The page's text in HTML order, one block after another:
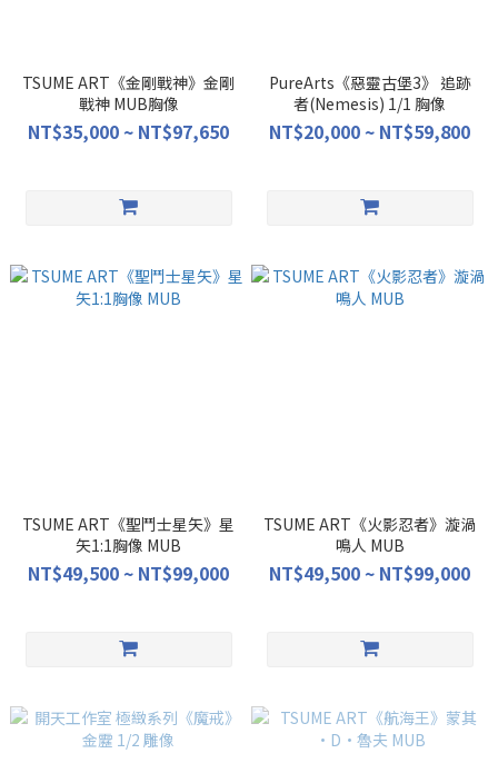
TSUME ART《金剛戰神》金剛
戰神 MUB胸像
NT$35,000 ~ NT$97,650
PureArts《惡靈古堡3》 追跡
者(Nemesis) 1/1 胸像
NT$20,000 ~ NT$59,800
TSUME ART《聖鬥士星矢》星
矢1:1胸像 MUB
NT$49,500 ~ NT$99,000
TSUME ART《火影忍者》漩渦
鳴人 MUB
NT$49,500 ~ NT$99,000